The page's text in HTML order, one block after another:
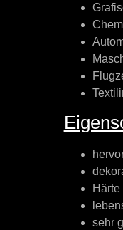
sehr